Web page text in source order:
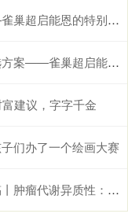
超启能恩的特别优势
超启能恩，守护脆弱肠胃
建议，字字千金
们办了一个绘画大赛
生物标志物与治疗意义_研究